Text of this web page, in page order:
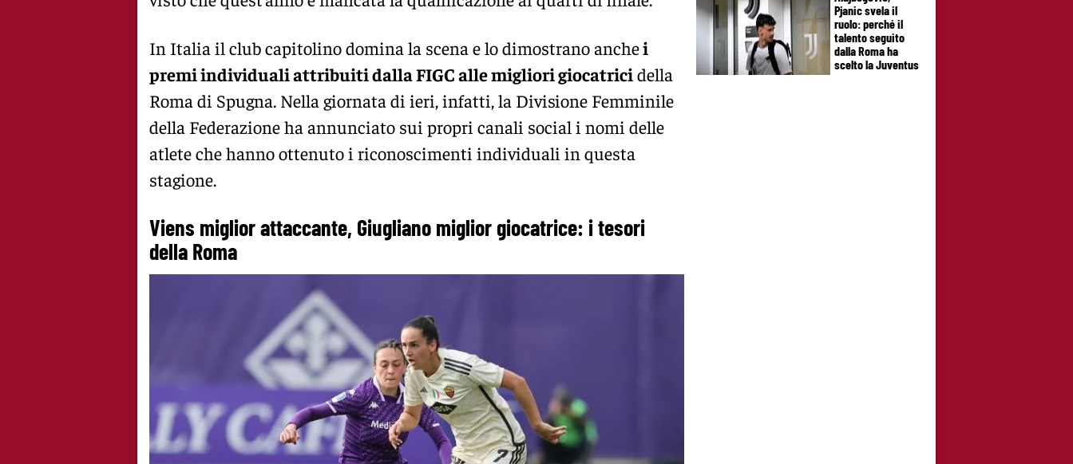
In Italia il club capitolino domina la scena e lo dimostrano anchei
premi individuali attribuiti dalla FIGC alle migliori giocatricidella
Roma di Spugna. Nella giornata di ieri, infatti, la Divisione Femminile
della Federazione ha annunciato sui propri canali social i nomi delle
atlete che hanno ottenuto i riconoscimenti individuali in questa
stagione.
Viens miglior attaccante, Giugliano miglior giocatrice: i tesori
della Roma
Pjanic svela il
ruolo: perché il
talento seguito
dalla Roma ha
scelto la Juventus